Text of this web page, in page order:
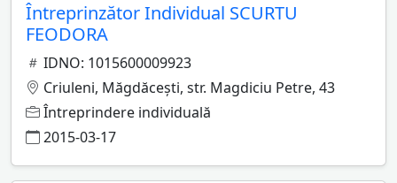
Întreprinzător Individual SCURTU
FEODORA
IDNO: 1015600009923
Criuleni, Măgdăceşti, str. Magdiciu Petre, 43
Întreprindere individuală
2015-03-17